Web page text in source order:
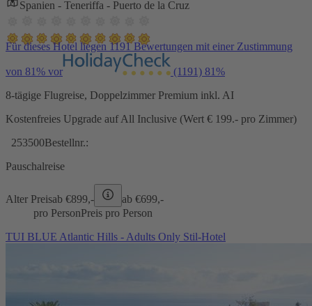
Spanien - Teneriffa - Puerto de la Cruz
Für dieses Hotel liegen 1191 Bewertungen mit einer Zustimmung
von 81% vor (1191) 81%
8-tägige Flugreise, Doppelzimmer Premium inkl. AI
Kostenfreies Upgrade auf All Inclusive (Wert € 199.- pro Zimmer)
253500Bestellnr.:
Pauschalreise
Alter Preisab €899,- ab €699,-
pro PersonPreis pro Person
TUI BLUE Atlantic Hills - Adults Only Stil-Hotel